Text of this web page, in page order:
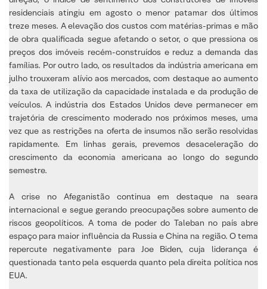
residenciais atingiu em agosto o menor patamar dos últimos
treze meses. A elevação dos custos com matérias-primas e mão
de obra qualificada segue afetando o setor, o que pressiona os
preços dos imóveis recém-construídos e reduz a demanda das
famílias. Por outro lado, os resultados da indústria americana em
julho trouxeram alívio aos mercados, com destaque ao aumento
da taxa de utilização da capacidade instalada e da produção de
veículos. A indústria dos Estados Unidos deve permanecer em
trajetória de crescimento moderado nos próximos meses, uma
vez que as restrições na oferta de insumos não serão resolvidas
rapidamente. Em linhas gerais, prevemos desaceleração do
crescimento da economia americana ao longo do segundo
semestre.
A crise no Afeganistão continua em destaque na seara
internacional e segue gerando preocupações sobre aumento de
riscos geopolíticos. A toma de poder do Taleban no país abre
espaço para maior influência da Russia e China na região. O tema
repercute negativamente para Joe Biden, cuja liderança é
questionada tanto pela esquerda quanto pela direita política nos
EUA.